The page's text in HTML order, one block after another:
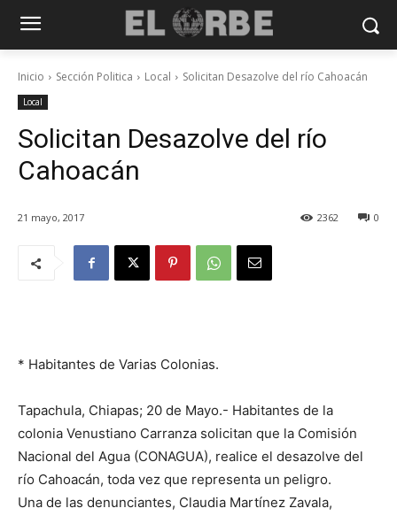
Inicio Sección Politica Local Solicitan Desazolve del río Cahoacán
Local
Solicitan Desazolve del río
Cahoacán
21 mayo, 2017 0
2362
* Habitantes de Varias Colonias.
Tapachula, Chiapas; 20 de Mayo.- Habitantes de la
colonia Venustiano Carranza solicitan que la Comisión
Nacional del Agua (CONAGUA), realice el desazolve del
río Cahoacán, toda vez que representa un peligro.
Una de las denunciantes, Claudia Martínez Zavala,